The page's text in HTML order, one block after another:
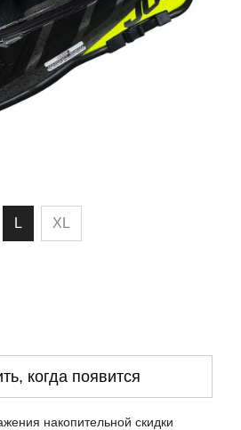
L XL
когда появится
накопительной скидки